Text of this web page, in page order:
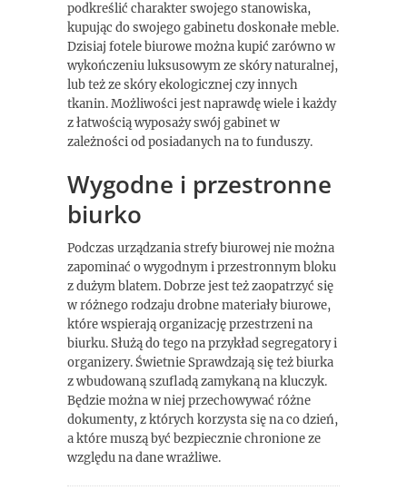
podkreślić charakter swojego stanowiska,
kupując do swojego gabinetu doskonałe meble.
Dzisiaj fotele biurowe można kupić zarówno w
wykończeniu luksusowym ze skóry naturalnej,
lub też ze skóry ekologicznej czy innych
tkanin. Możliwości jest naprawdę wiele i każdy
z łatwością wyposaży swój gabinet w
zależności od posiadanych na to funduszy.
Wygodne i przestronne
biurko
Podczas urządzania strefy biurowej nie można
zapominać o wygodnym i przestronnym bloku
z dużym blatem. Dobrze jest też zaopatrzyć się
w różnego rodzaju drobne materiały biurowe,
które wspierają organizację przestrzeni na
biurku. Służą do tego na przykład segregatory i
organizery. Świetnie Sprawdzają się też biurka
z wbudowaną szufladą zamykaną na kluczyk.
Będzie można w niej przechowywać różne
dokumenty, z których korzysta się na co dzień,
a które muszą być bezpiecznie chronione ze
względu na dane wrażliwe.